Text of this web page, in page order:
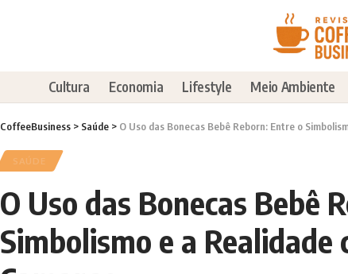
Cultura Economia Lifestyle Meio Ambiente
CoffeeBusiness > Saúde > O Uso das Bonecas Bebê Reborn: Entre o
SAÚDE
O Uso das Bonecas Bebê
Simbolismo e a Realidade